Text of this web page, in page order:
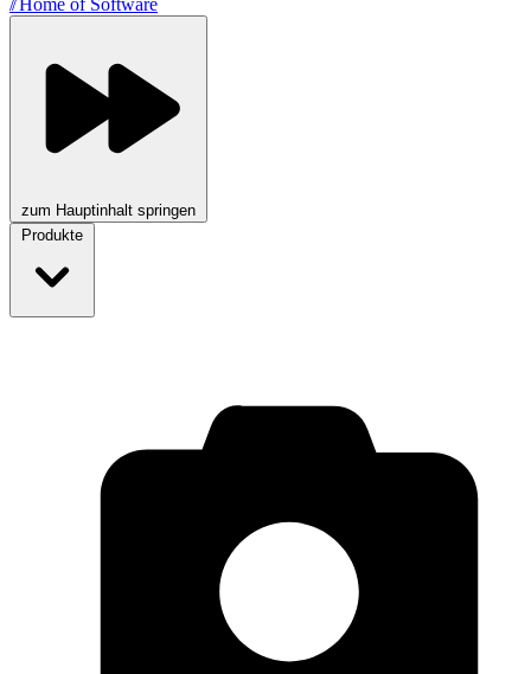
//Home of Software
zum Hauptinhalt springen
Produkte